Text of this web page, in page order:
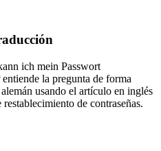
ich mein Passwort
la pregunta de forma
usando el artículo en inglés
de contraseñas.